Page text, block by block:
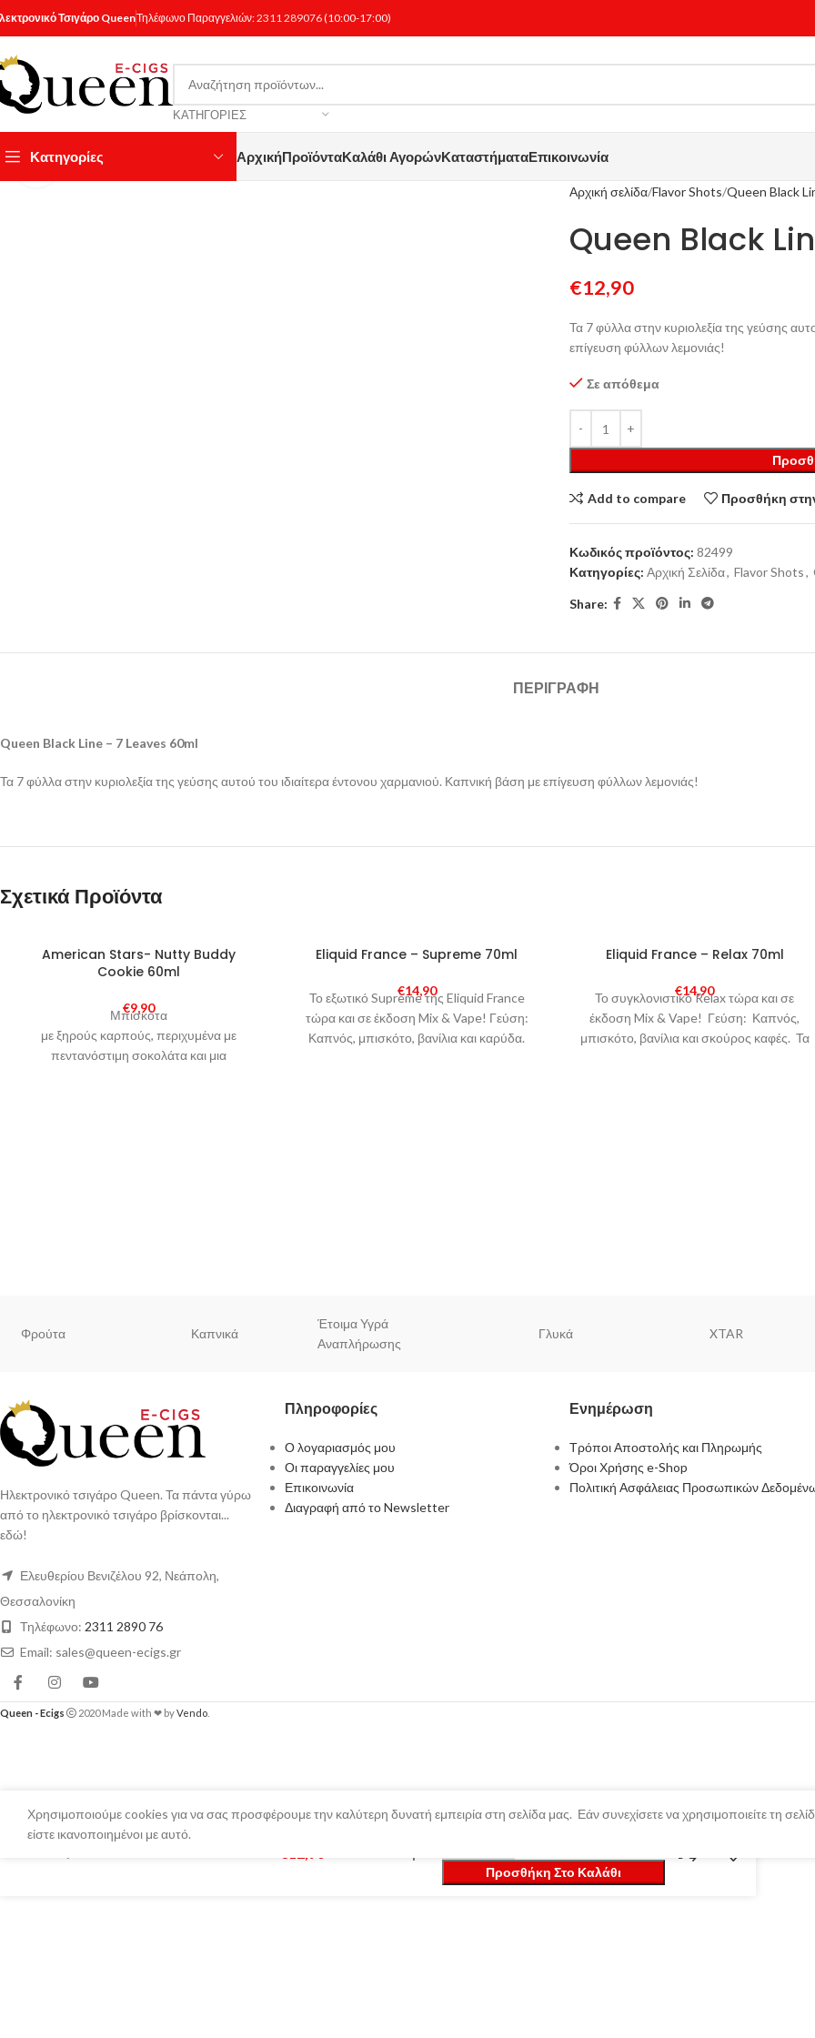
Τσιγάρο QueenΤηλέφωνο Παραγγελιών:2311 289076(10:00-17:00)
ΚΑΤΗΓΟΡΊΕΣ
Κατηγορίες ΑρχικήΠροϊόνταΚαλάθι ΑγορώνΚαταστήματαΕπικοινωνία
Κάντε κλικ για μεγέθυνση
Αρχική σελίδα Flavor Shots Queen Black
Queen Black
€12,90
Τα 7 φύλλα στην κυριολεξία της γεύσης
επίγευση φύλλων λεμονιάς!
Σε απόθεμα
Add to compare Προσθήκη
Κωδικός προϊόντος: 82499
Κατηγορίες: Αρχική Σελίδα, Flavor Shots,
Share:
ΠΕΡΙΓΡΑΦΉ
Queen Black Line – 7 Leaves 60ml
Τα 7 φύλλα στην κυριολεξία της γεύσης αυτού του ιδιαίτερα έντονου χαρμανιού. Καπνική βάση με επίγευση φύλλων λεμονιάς!
Σχετικά Προϊόντα
SOLDAmerican Stars- Nutty Buddy
Cookie 60ml
€9,90
Μπισκότα
με ξηρούς καρπούς, περιχυμένα με
πεντανόστιμη σοκολάτα και μια
Eliquid France – Supreme 70ml
€14,90
Το εξωτικό Supreme της Eliquid France
τώρα και σε έκδοση Mix & Vape! Γεύση:
Καπνός, μπισκότο, βανίλια και καρύδα.
Eliquid France – Relax 70ml
€14,90
Το συγκλονιστικό Relax τώρα και σε
έκδοση Mix & Vape! Γεύση: Καπνός,
μπισκότο, βανίλια και σκούρος καφές. Τα
Φρούτα Καπνικά
Έτοιμα Υγρά
Αναπλήρωσης
Γλυκά XTAR
Ηλεκτρονικό τσιγάρο Queen. Τα πάντα γύρω
από το ηλεκτρονικό τσιγάρο βρίσκονται...
εδώ!
Ελευθερίου Βενιζέλου 92, Νεάπολη,
Θεσσαλονίκη
Τηλέφωνο: 2311 2890 76
Email: sales@queen-ecigs.gr
Πληροφορίες
Ο λογαριασμός μου
Οι παραγγελίες μου
Επικοινωνία
Διαγραφή από το Newsletter
Ενημέρωση
Τρόποι Αποστολής και Πληρωμής
Όροι Χρήσης e-Shop
Πολιτική Ασφάλειας Προσωπικών
Queen - Ecigs 2020 Made with ❤ byVendo
Χρησιμοποιούμε cookies για να σας προσφέρουμε την καλύτερη δυνατή εμπειρία στη σελίδα μας. Εάν συνεχίσετε να χρησιμοποιείτε τη
είστε ικανοποιημένοι με αυτό.
Προσθήκη Στο Καλάθι